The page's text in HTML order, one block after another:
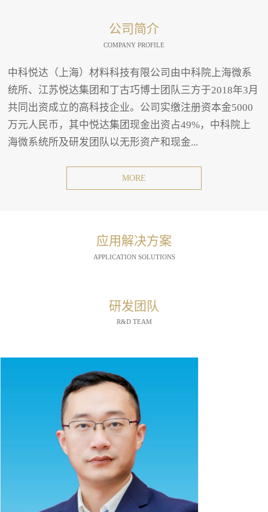
公司简介
COMPANY PROFILE
中科悦达（上海）材料科技有限公司由中科院上海微系
统所、江苏悦达集团和丁古巧博士团队三方于2018年3月
共同出资成立的高科技企业。公司实缴注册资本金5000
万元人民币，其中悦达集团现金出资占49%，中科院上
海微系统所及研发团队以无形资产和现金...
MORE
应用解决方案
APPLICATION SOLUTIONS
研发团队
R&D TEAM